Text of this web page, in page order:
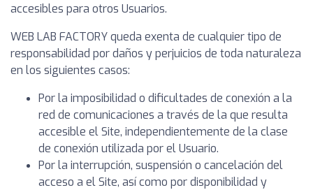
accesibles para otros Usuarios.
WEB LAB FACTORY queda exenta de cualquier tipo de
responsabilidad por daños y perjuicios de toda naturaleza
en los siguientes casos:
Por la imposibilidad o dificultades de conexión a la
red de comunicaciones a través de la que resulta
accesible el Site, independientemente de la clase
de conexión utilizada por el Usuario.
Por la interrupción, suspensión o cancelación del
acceso a el Site, así como por disponibilidad y